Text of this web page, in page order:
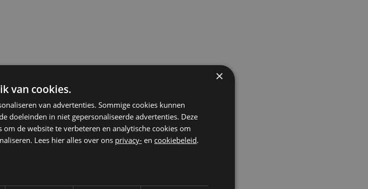
×
van cookies.
van advertenties. Sommige cookies kunnen
doeleinden in niet gepersonaliseerde advertenties. Deze
de website te verbeteren en analytische cookies om
Lees hier alles over ons privacy- en cookiebeleid.